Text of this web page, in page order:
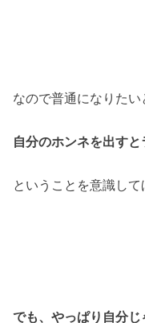
なので普通になりたい
自分のホンネを出す
ということを意識して
でも、やっぱり自分じ